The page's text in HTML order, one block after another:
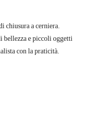
chiusura a cerniera.
bellezza e piccoli oggetti
con la praticità.